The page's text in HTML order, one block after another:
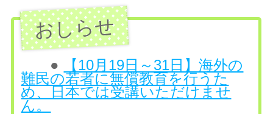
●
【10月19日～31日】海外の
難民の若者に無償教育を行うた
め、日本では受講いただけませ
ん。